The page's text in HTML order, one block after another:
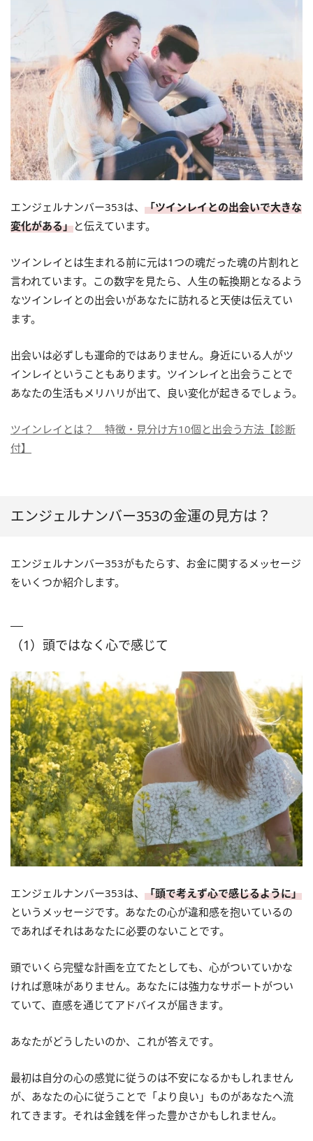
エンジェルナンバー353は、 「ツインレイとの出会いで大きな
変化がある」と伝えています。
ツインレイとは生まれる前に元は1つの魂だった魂の片割れと
言われています。この数字を見たら、人生の転換期となるよう
なツインレイとの出会いがあなたに訪れると天使は伝えてい
ます。
出会いは必ずしも運命的ではありません。身近にいる人がツ
インレイということもあります。ツインレイと出会うことで
あなたの生活もメリハリが出て、良い変化が起きるでしょう。
ツインレイとは？ 特徴・見分け方10個と出会う方法【診断
付】
エンジェルナンバー353の金運の見方は？
エンジェルナンバー353がもたらす、お金に関するメッセージ
をいくつか紹介します。
（1）頭ではなく心で感じて
エンジェルナンバー353は、 「頭で考えず心で感じるように」
というメッセージです。あなたの心が違和感を抱いているの
であればそれはあなたに必要のないことです。
頭でいくら完璧な計画を立てたとしても、心がついていかな
ければ意味がありません。あなたには強力なサポートがつい
ていて、直感を通じてアドバイスが届きます。
あなたがどうしたいのか、これが答えです。
最初は自分の心の感覚に従うのは不安になるかもしれません
が、あなたの心に従うことで「より良い」ものがあなたへ流
れてきます。それは金銭を伴った豊かさかもしれません。